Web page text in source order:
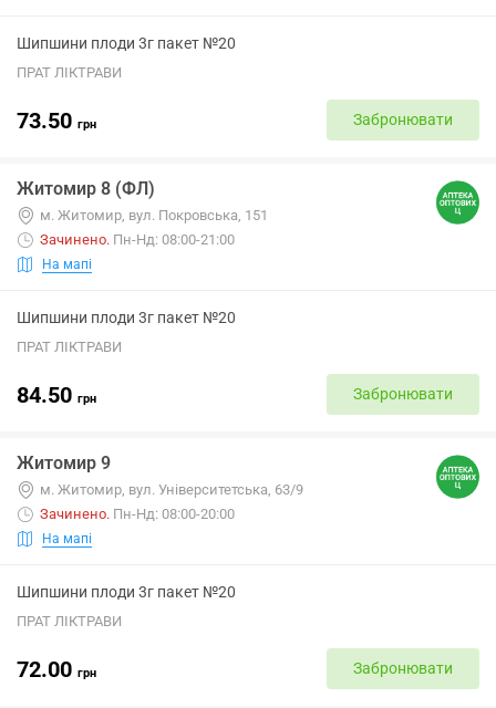
Шипшини плоди 3г пакет №20
ПРАТ ЛІКТРАВИ
73.50 грн Забронювати
Житомир 8 (ФЛ)
м. Житомир, вул. Покровська, 151
Зачинено. Пн-Нд: 08:00-21:00
На мапі
Шипшини плоди 3г пакет №20
ПРАТ ЛІКТРАВИ
84.50 грн Забронювати
Житомир 9
м. Житомир, вул. Університетська, 63/9
Зачинено. Пн-Нд: 08:00-20:00
На мапі
Шипшини плоди 3г пакет №20
ПРАТ ЛІКТРАВИ
72.00 грн Забронювати